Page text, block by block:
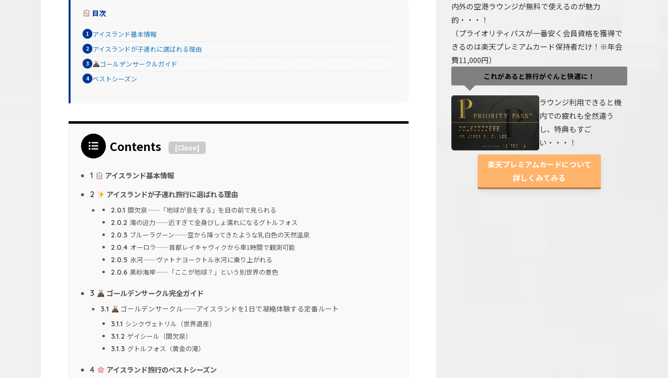
目次
アイスランド基本情報
アイスランドが子連れに選ばれる理由
ゴールデンサークルガイド
ベストシーズン
Contents [Close]
1 アイスランド基本情報
2 アイスランドが子連れ旅行に選ばれる理由
2.0.1 間欠泉——「地球が息をする」を目の前で見られる
2.0.2 滝の迫力——近すぎて全身びしょ濡れになるグトルフォス
2.0.3 ブルーラグーン——空から降ってきたような乳白色の天然温泉
2.0.4 オーロラ——首都レイキャヴィクから車1時間で観測可能
2.0.5 氷河——ヴァトナヨークトル氷河に乗り上がれる
2.0.6 黒砂海岸——「ここが地球？」という別世界の景色
3 ゴールデンサークル完全ガイド
3.1 ゴールデンサークル——アイスランドを1日で凝縮体験する定番ルート
3.1.1 シンクヴェトリル（世界遺産）
3.1.2 ゲイシール（間欠泉）
3.1.3 グトルフォス（黄金の滝）
4 アイスランド旅行のベストシーズン
内外の空港ラウンジが無料で使えるのが魅力
的・・・！
（プライオリティパスが一番安く会員資格を獲得で
きるのは楽天プレミアムカード保持者だけ！※年会
費11,000円）
これがあると旅行がぐんと快適に！
ラウンジ利用できると機
内での疲れも全然違う
し、特典もすご
い・・・！
楽天プレミアムカードについて
詳しくみてみる